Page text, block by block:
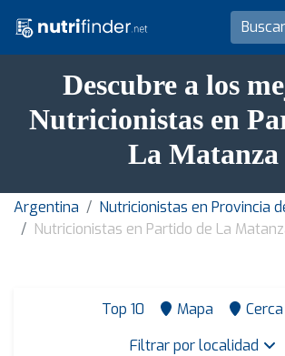
Descubre a los
Nutricionistas en
La Matanza
Argentina
Nutricionistas en Provincia
Nutricionistas en Partido de La
Top 10 Mapa
Filtrar por localidad